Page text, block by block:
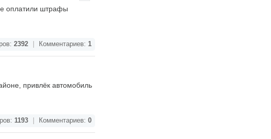
оплатили штрафы
2392 Комментариев: 1
привлёк автомобиль
1193 Комментариев: 0